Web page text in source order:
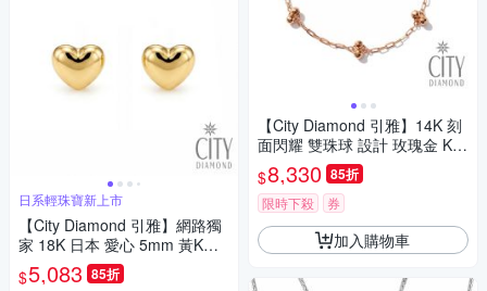
日系輕珠寶新上市
【City Diamond 引雅】網路獨
家 18K 日本 愛心 5mm 黃K金
造型耳環 (東京Yuki系列)
$5,083 85折
【City Diamond 引雅】14K 刻
面閃耀 雙珠球 設計 玫瑰金 K金
手鍊(浮光流影系列)
$8,330 85折
限時下殺 券
加入購物車